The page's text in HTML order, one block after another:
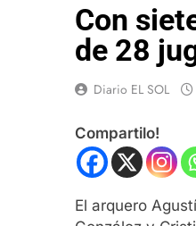
Con
de 28
Diario EL SOL
Compartilo!
El arquero